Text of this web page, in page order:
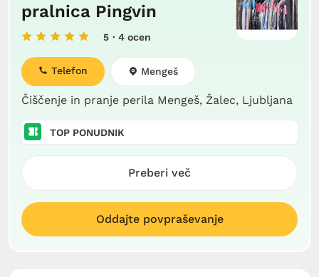
pralnica Pingvin
5 · 4 ocen
Čiščenje in pranje perila Mengeš, Žalec, Ljubljana
Telefon Mengeš
TOP PONUDNIK
Preberi več
Oddajte povpraševanje